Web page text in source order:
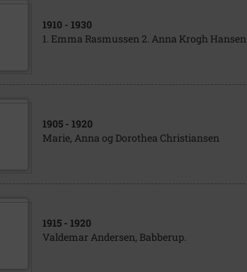
1910 - 1930
1. Emma Rasmussen 2. Anna Krogh Hansen
1905 - 1920
Marie, Anna og Dorothea Christiansen
1915 - 1920
Valdemar Andersen, Babberup.